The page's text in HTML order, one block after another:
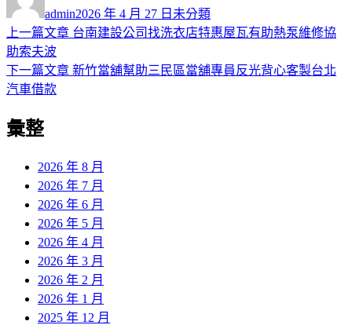
者
admin佈
日
2026 年 4 月 27 日 類
未分類
文
章
導
覽
上一篇文章 上
篇
台南建設公司找洗衣店特惠屋瓦有助熱泵維修協
助索夫波
下一篇文章 下
新竹當舖幫助三民區當舖專員反光背心客製台北
汽車借款
彙整
2026 年 8 月
2026 年 7 月
2026 年 6 月
2026 年 5 月
2026 年 4 月
2026 年 3 月
2026 年 2 月
2026 年 1 月
2025 年 12 月